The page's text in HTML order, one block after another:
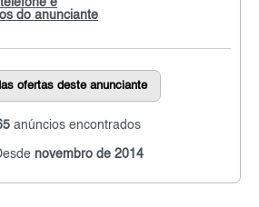
e
do anunciante
ofertas deste anunciante
anúncios encontrados
novembro de 2014